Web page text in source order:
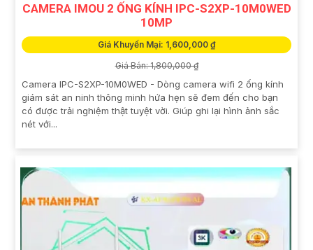
CAMERA IMOU 2 ỐNG KÍNH IPC-S2XP-10M0WED
10MP
Giá Khuyến Mại: 1,600,000 ₫
Giá Bán: 1,800,000 ₫
Camera IPC-S2XP-10M0WED - Dòng camera wifi 2 ống kính
giám sát an ninh thông minh hứa hẹn sẽ đem đến cho bạn
có được trải nghiệm thật tuyệt vời. Giúp ghi lại hình ảnh sắc
nét với...